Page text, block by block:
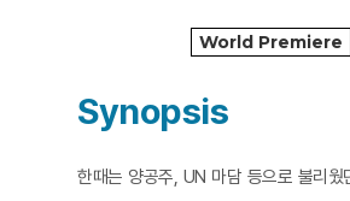
World Premiere
Synopsis
한때는 양공주, UN 마담 등으로 불리웠